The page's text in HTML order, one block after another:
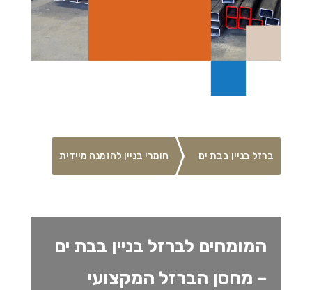
חומרי בניין להזמנה מיידית ברזל בניין בבת ים
המומחים לברזל בניין בבת ים
– מחסן הברזל המקצועי